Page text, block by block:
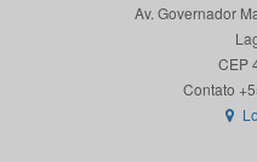
Av. Governador
CEP